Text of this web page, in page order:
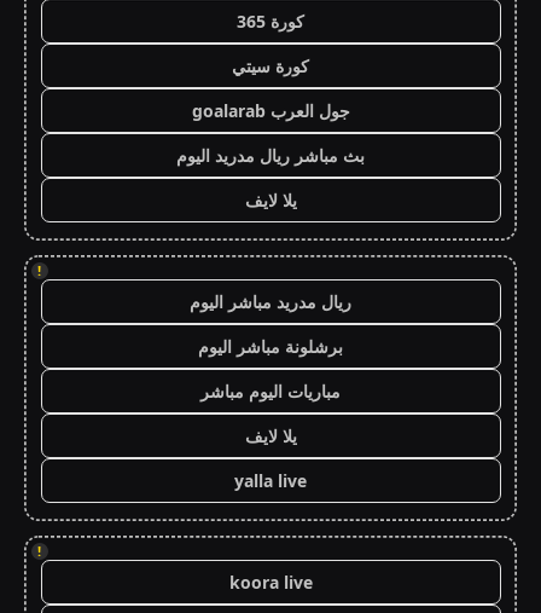
كورة 365
كورة سيتي
جول العرب goalarab
بث مباشر ريال مدريد اليوم
يلا لايف
!
ريال مدريد مباشر اليوم
برشلونة مباشر اليوم
مباريات اليوم مباشر
يلا لايف
yalla live
!
koora live